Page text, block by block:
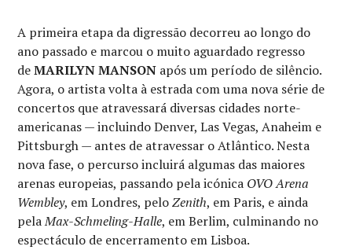
A primeira etapa da digressão decorreu ao longo do
ano passado e marcou o muito aguardado regresso
deMARILYN MANSON após um período de silêncio.
Agora, o artista volta à estrada com uma nova série de
concertos que atravessará diversas cidades norte-
americanas — incluindo Denver, Las Vegas, Anaheim e
Pittsburgh — antes de atravessar o Atlântico. Nesta
nova fase, o percurso incluirá algumas das maiores
arenas europeias, passando pela icónica OVO Arena
Wembley, em Londres, peloZenith, em Paris, e ainda
pelaMax-Schmeling-Halle, em Berlim, culminando no
espectáculo de encerramento em Lisboa.